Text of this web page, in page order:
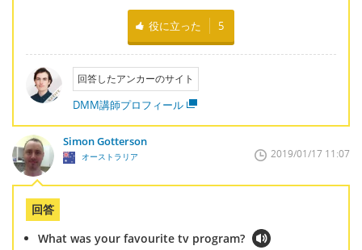
役に立った 5
回答したアンカーのサイト
DMM講師プロフィール
Simon Gotterson
オーストラリア 2019/01/17 11:07
回答
What was your favourite tv program?